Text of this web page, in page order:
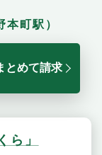
町駅）
とめて請求
ら」